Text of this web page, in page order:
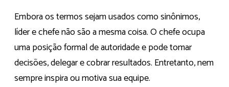
Embora os termos sejam usados como sinônimos,
líder e chefe não são a mesma coisa. O chefe ocupa
uma posição formal de autoridade e pode tomar
decisões, delegar e cobrar resultados. Entretanto, nem
sempre inspira ou motiva sua equipe.